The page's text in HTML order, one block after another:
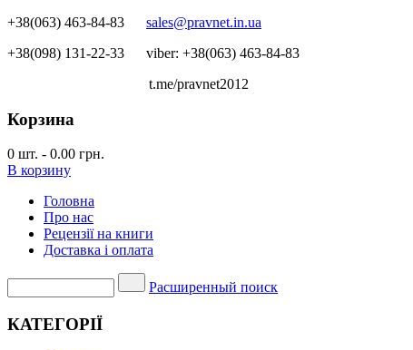
+38(063) 463-84-83 sales@pravnet.in.ua
+38(098) 131-22-33 viber: +38(063) 463-84-83
t.me/pravnet2012
Корзина
0 шт. - 0.00 грн.
В корзину
Головна
Про нас
Рецензії на книги
Доставка і оплата
Расширенный поиск
КАТЕГОРІЇ